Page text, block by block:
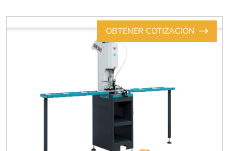
OBTENER COTIZACIÓN
Previous